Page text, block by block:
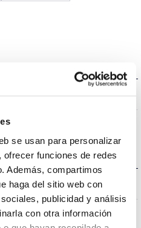
se usan para personalizar
funciones de redes
Además, compartimos
haga del sitio web con
publicidad y análisis
con otra información
NO
0.08Kg
57x20x20mm